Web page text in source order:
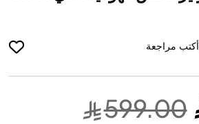
أكتب مراجعة
599.00